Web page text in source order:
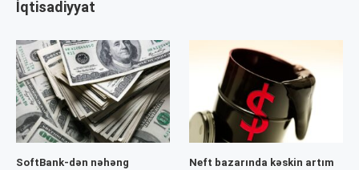
İqtisadiyyat
SoftBank-dən nəhəng
Neft bazarında kəskin artım